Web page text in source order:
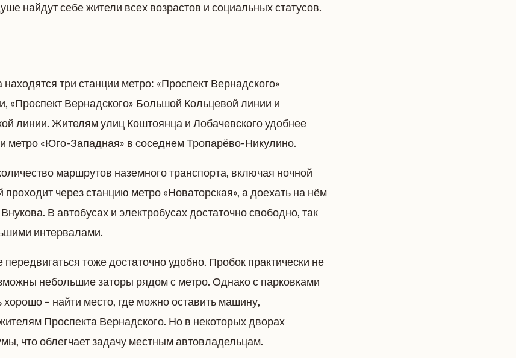
найдут себе жители всех возрастов и социальных статусов.
три станции метро: «Проспект Вернадского»
«Проспект Вернадского» Большой Кольцевой линии и
линии. Жителям улиц Коштоянца и Лобачевского удобнее
метро «Юго-Западная» в соседнем Тропарёво-Никулино.
маршрутов наземного транспорта, включая ночной
через станцию метро «Новаторская», а доехать на нём
В автобусах и электробусах достаточно свободно, так
интервалами.
тоже достаточно удобно. Пробок практически не
небольшие заторы рядом с метро. Однако с парковками
хорошо – найти место, где можно оставить машину,
Проспекта Вернадского. Но в некоторых дворах
что облегчает задачу местным автовладельцам.